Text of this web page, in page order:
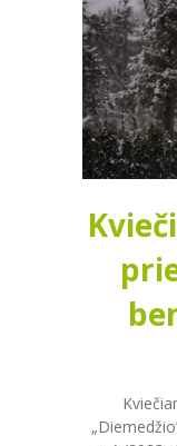
--
--
--
--
-- KAINA
--